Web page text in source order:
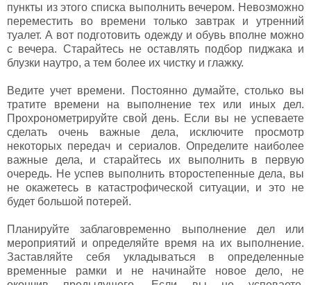
пункты из этого списка выполнить вечером. Невозможно
переместить во времени только завтрак и утренний
туалет. А вот подготовить одежду и обувь вполне можно
с вечера. Старайтесь не оставлять подбор пиджака и
блузки наутро, а тем более их чистку и глажку.
Ведите учет времени. Постоянно думайте, столько вы
тратите времени на выполнение тех или иных дел.
Прохронометрируйте свой день. Если вы не успеваете
сделать очень важные дела, исключите просмотр
некоторых передач и сериалов. Определите наиболее
важные дела, и старайтесь их выполнить в первую
очередь. Не успев выполнить второстепенные дела, вы
не окажетесь в катастрофической ситуации, и это не
будет большой потерей.
Планируйте заблаговременно выполнение дел или
мероприятий и определяйте время на их выполнение.
Заставляйте себя укладываться в определенные
временные рамки и не начинайте новое дело, не